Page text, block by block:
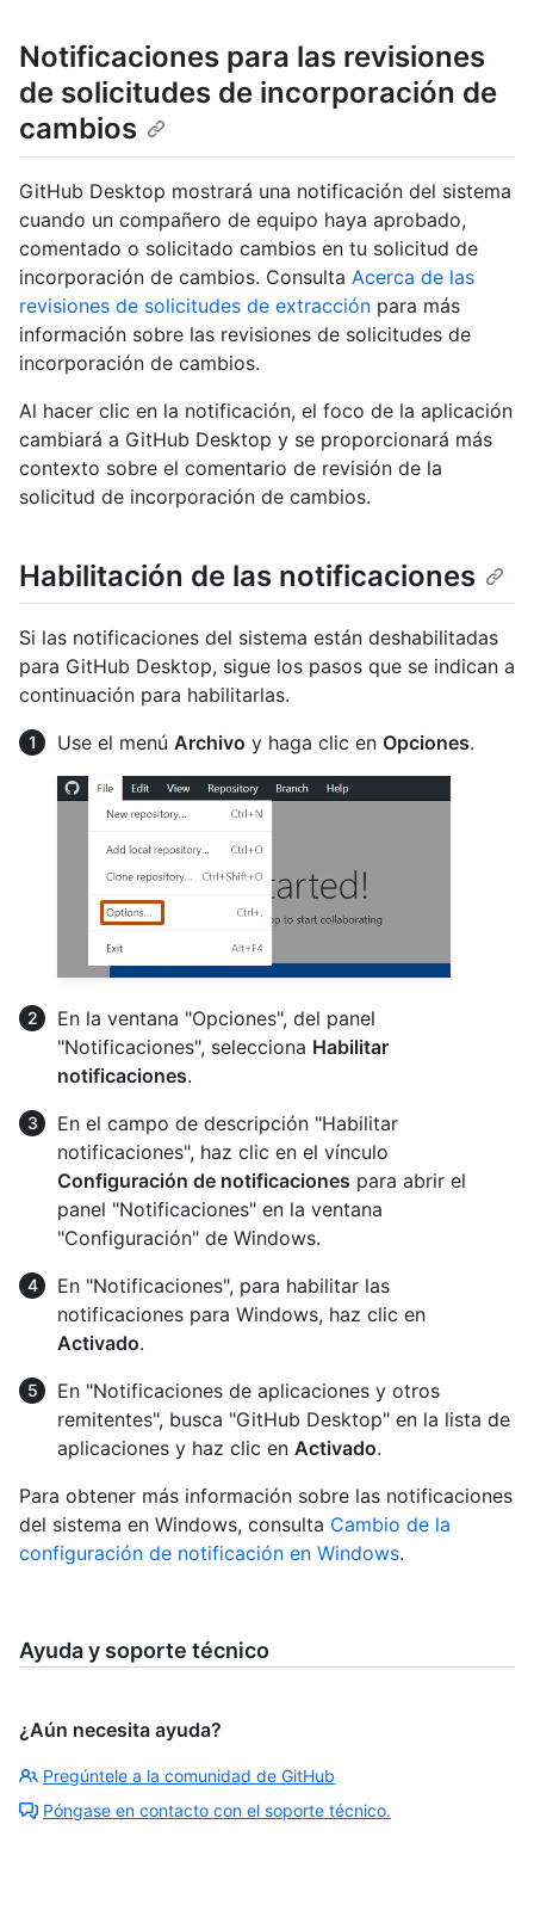
Notificaciones para las revisiones
de solicitudes de incorporación de
cambios
GitHub Desktop mostrará una notificación del sistema
cuando un compañero de equipo haya aprobado,
comentado o solicitado cambios en tu solicitud de
incorporación de cambios. Consulta Acerca de las
revisiones de solicitudes de extracción para más
información sobre las revisiones de solicitudes de
incorporación de cambios.
Al hacer clic en la notificación, el foco de la aplicación
cambiará a GitHub Desktop y se proporcionará más
contexto sobre el comentario de revisión de la
solicitud de incorporación de cambios.
Habilitación de las notificaciones
Si las notificaciones del sistema están deshabilitadas
para GitHub Desktop, sigue los pasos que se indican a
continuación para habilitarlas.
Use el menú Archivo y haga clic en Opciones.
En la ventana "Opciones", del panel
"Notificaciones", selecciona Habilitar
notificaciones.
En el campo de descripción "Habilitar
notificaciones", haz clic en el vínculo
Configuración de notificaciones para abrir el
panel "Notificaciones" en la ventana
"Configuración" de Windows.
En "Notificaciones", para habilitar las
notificaciones para Windows, haz clic en
Activado.
En "Notificaciones de aplicaciones y otros
remitentes", busca "GitHub Desktop" en la lista de
aplicaciones y haz clic en Activado.
Para obtener más información sobre las notificaciones
del sistema en Windows, consulta Cambio de la
configuración de notificación en Windows.
Ayuda y soporte técnico
¿Aún necesita ayuda?
Pregúntele a la comunidad de GitHub
Póngase en contacto con el soporte técnico.